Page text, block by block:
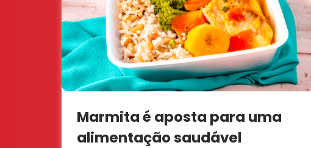
Marmita é aposta para uma
alimentação saudável